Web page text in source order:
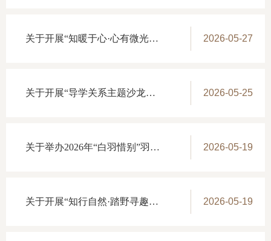
关于开展“知暖于心·心有微光”梁鸿《要有光》青少年心理健康教育主题分享沙龙的通知 2026-05-27
关于开展“导学关系主题沙龙活动”的通知 2026-05-25
关于举办2026年“白羽惜别”羽毛球交流赛的通知 2026-05-19
关于开展“知行自然·踏野寻趣”国家植物园亲子研学实践活动的通知 2026-05-19